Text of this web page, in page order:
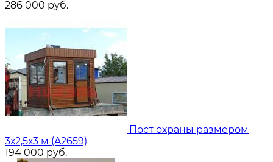
286 000 руб.
Пост охраны размером
3х2,5х3 м (A2659)
194 000 руб.